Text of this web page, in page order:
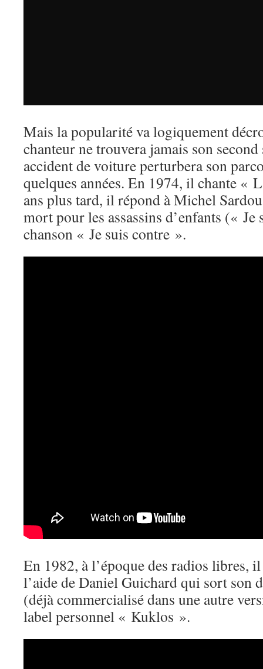
Mais la popularité va logiquement
chanteur ne trouvera jamais son
accident de voiture perturbera son
quelques années. En 1974, il chante «
ans plus tard, il répond à Michel
mort pour les assassins d’enfants («
chanson « Je suis contre ».
En 1982, à l’époque des radios libres,
l’aide de Daniel Guichard qui sort son
(déjà commercialisé dans une autre
label personnel « Kuklos ».